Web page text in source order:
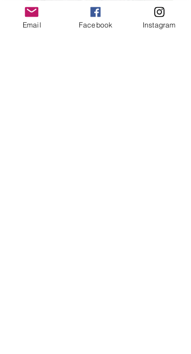
Email Facebook Instagram